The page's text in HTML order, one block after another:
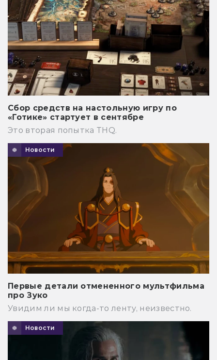
Сбор средств на настольную игру по
«Готике» стартует в сентябре
Это вторая попытка THQ.
Новости
Первые детали отмененного мультфильма
про Зуко
Увидим ли мы когда-то ленту, неизвестно.
Новости